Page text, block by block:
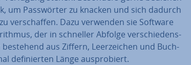
um Pass­wör­ter zu knacken und sich dadurch
ver­schaf­fen. Dazu verwenden sie Software
der in schneller Abfolge ver­schie­dens­
aus Ziffern, Leer­zei­chen und Buch­
de­fi­nier­ten Länge aus­pro­biert.